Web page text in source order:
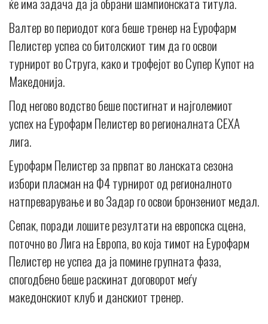
Валтер во периодот кога беше тренер на Еурофарм
Пелистер успеа со битолскиот тим да го освои
турнирот во Струга, како и трофејот во Супер Купот на
Македонија.
Под негово водство беше постигнат и најголемиот
успех на Еурофарм Пелистер во регионалната СЕХА
лига.
Еурофарм Пелистер за првпат во ланската сезона
избори пласман на Ф4 турнирот од регионалното
натпреварување и во Задар го освои бронзениот медал.
Сепак, поради лошите резултати на европска сцена,
поточно во Лига на Европа, во која тимот на Еурофарм
Пелистер не успеа да ја помине групната фаза,
спогодбено беше раскинат договорот меѓу
македонскиот клуб и данскиот тренер.